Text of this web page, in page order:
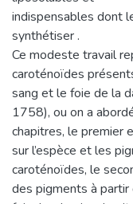
indispensables dont
synthétiser .
Ce modeste travail
caroténoïdes
sang et le foie de la
1758), ou on a
chapitres, le premier
sur l’espèce et les
caroténoïdes, le
des pigments à partir